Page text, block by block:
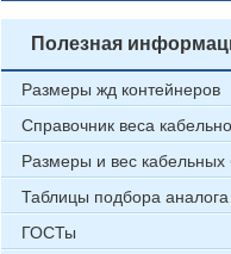
Полезная
Размеры жд контейнеров
Справочник веса
Размеры и вес кабельных
Таблицы подбора аналога
ГОСТы